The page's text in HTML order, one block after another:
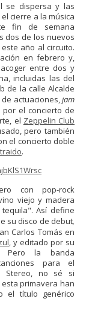
se dispersa y las
cierre a la música
fin de semana
dos de los nuevos
año al circuito.
en febrero y,
entre dos y
incluidas las del
de la calle Alcalde
actuaciones,jam
el concierto de
el Zeppelin Club
pero también
el concierto doble
.
con pop-rock
viejo y madera
Así define
su disco de debut,
Carlos Tomás en
, y editado por su
Pero la banda
para el
Stereo, no sé si
primavera han
el título genérico